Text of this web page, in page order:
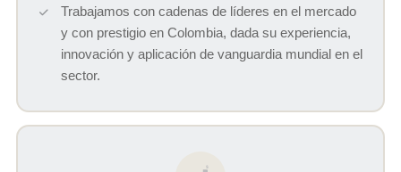
Trabajamos con cadenas de líderes en el mercado
y con prestigio en Colombia, dada su experiencia,
innovación y aplicación de vanguardia mundial en el
sector.
$